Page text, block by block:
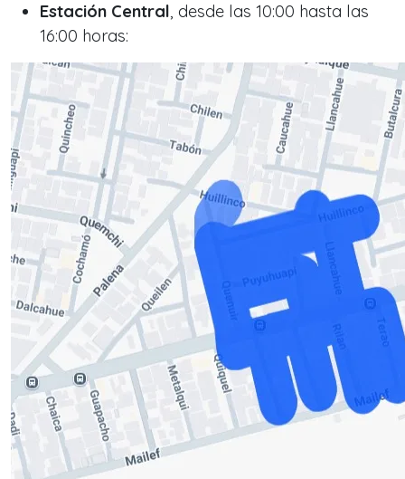
Estación Central, desde las 10:00 hasta las
16:00 horas: